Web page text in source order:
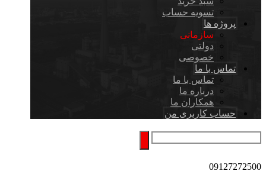
تسویه حساب
پروژه ها
سازمانی
دولتی
خصوصی
تماس با ما
تماس با ما
درباره ما
همکاران ما
حساب کاربری من
09127272500